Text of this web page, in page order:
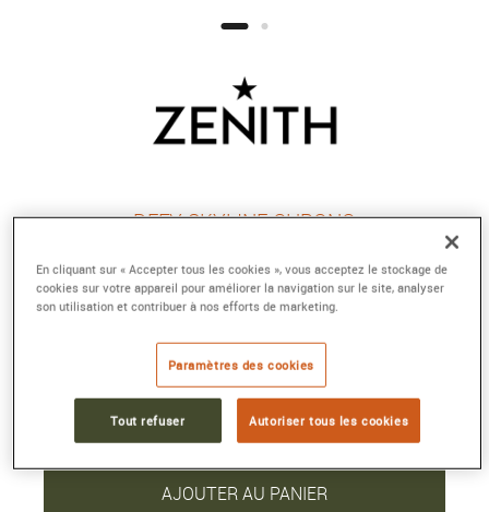
DEFY SKYLINE CHRONO
Référence : 03.9500.3600/21.I001
Collection :DEFY
14 500 €
AJOUTER AU PANIER
En cliquant sur « Accepter tous les cookies », vous acceptez le stockage de
cookies sur votre appareil pour améliorer la navigation sur le site, analyser
son utilisation et contribuer à nos efforts de marketing.
Paramètres des cookies
Tout refuser Autoriser tous les cookies